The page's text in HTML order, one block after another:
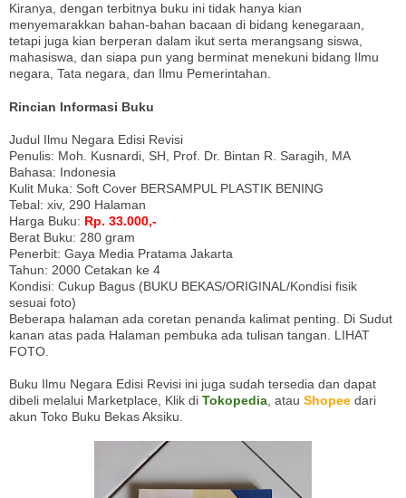
Kiranya, dengan terbitnya buku ini tidak hanya kian
menyemarakkan bahan-bahan bacaan di bidang kenegaraan,
tetapi juga kian berperan dalam ikut serta merangsang siswa,
mahasiswa, dan siapa pun yang berminat menekuni bidang Ilmu
negara, Tata negara, dan Ilmu Pemerintahan.
Rincian Informasi Buku
Judul Ilmu Negara Edisi Revisi
Penulis: Moh. Kusnardi, SH, Prof. Dr. Bintan R. Saragih, MA
Bahasa: Indonesia
Kulit Muka: Soft Cover BERSAMPUL PLASTIK BENING
Tebal: xiv, 290 Halaman
Harga Buku: Rp. 33.000,-
Berat Buku: 280 gram
Penerbit: Gaya Media Pratama Jakarta
Tahun: 2000 Cetakan ke 4
Kondisi: Cukup Bagus (BUKU BEKAS/ORIGINAL/Kondisi fisik
sesuai foto)
Beberapa halaman ada coretan penanda kalimat penting. Di Sudut
kanan atas pada Halaman pembuka ada tulisan tangan. LIHAT
FOTO.
Buku Ilmu Negara Edisi Revisi ini juga sudah tersedia dan dapat
dibeli melalui Marketplace, Klik di Tokopedia, atau Shopee dari
akun Toko Buku Bekas Aksiku.